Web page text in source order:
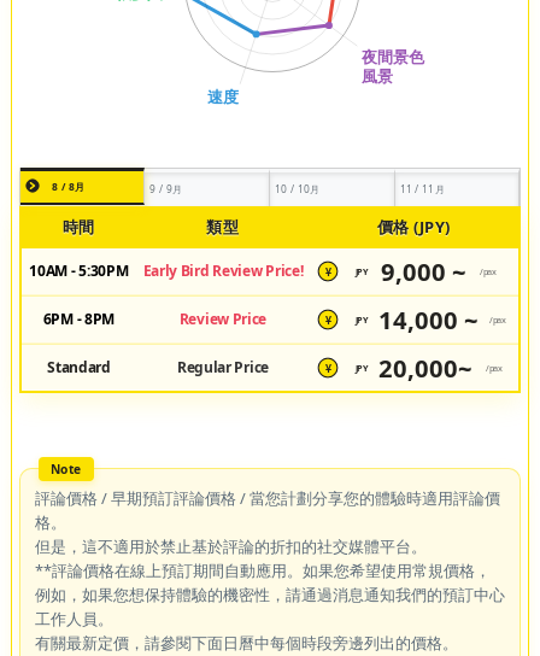
8 / 8月 9 / 9月 10 / 10月 11 / 11月
時間 類型 價格 (JPY)
10AM - 5:30PM Early Bird Review Price! ¥ JPY 9,000 ~ /pax
6PM - 8PM Review Price ¥ JPY 14,000 ~ /pax
Standard Regular Price ¥ JPY 20,000~ /pax
評論價格 / 早期預訂評論價格 / 當您計劃分享您的體驗時適用評論價
格。
但是，這不適用於禁止基於評論的折扣的社交媒體平台。
**評論價格在線上預訂期間自動應用。如果您希望使用常規價格，
例如，如果您想保持體驗的機密性，請通過消息通知我們的預訂中心
工作人員。
有關最新定價，請參閱下面日曆中每個時段旁邊列出的價格。